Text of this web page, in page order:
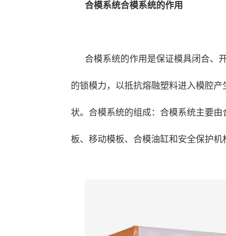
合模系统合模系统的作用
合模系统的作用是保证模具闭合、
的锁模力，以抵抗熔融塑料进入模腔
状。合模系统的组成：合模系统主要
板、移动模板、合模油缸和安全保护机